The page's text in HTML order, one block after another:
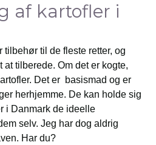
af kartofler i
tilbehør til de fleste retter, og
at tilberede. Om det er kogte,
Det er basismad og er
herhjemme. De kan holde sig
i Danmark de ideelle
selv. Jeg har dog aldrig
Har du?